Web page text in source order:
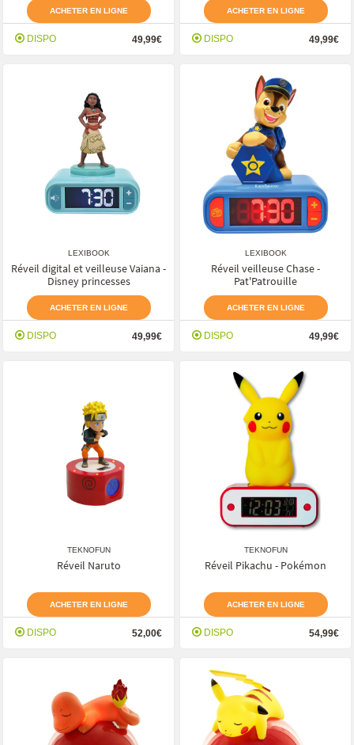
ACHETER EN LIGNE
DISPO 49,99€
ACHETER EN LIGNE
DISPO 49,99€
LEXIBOOK
Réveil digital et veilleuse Vaiana -
Disney princesses
ACHETER EN LIGNE
DISPO 49,99€
LEXIBOOK
Réveil veilleuse Chase -
Pat'Patrouille
ACHETER EN LIGNE
DISPO 49,99€
TEKNOFUN
Réveil Naruto
ACHETER EN LIGNE
DISPO 52,00€
TEKNOFUN
Réveil Pikachu - Pokémon
ACHETER EN LIGNE
DISPO 54,99€